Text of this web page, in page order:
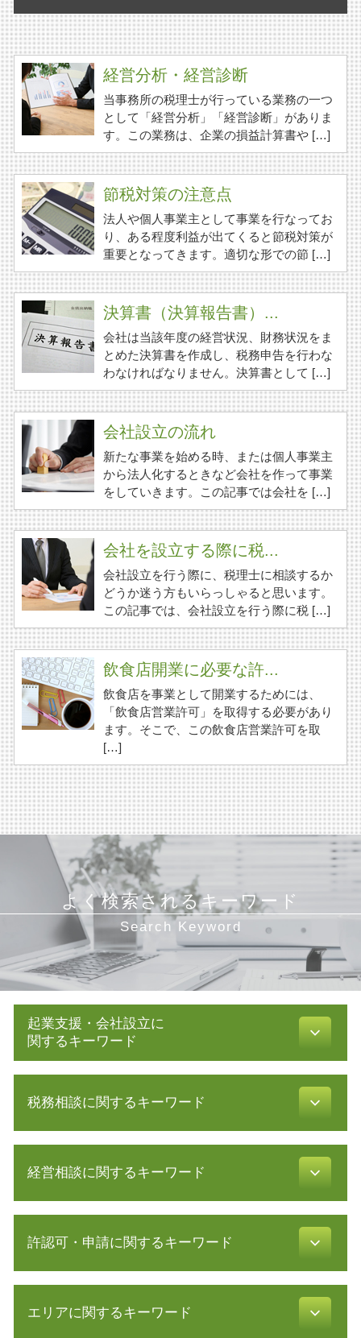
経営分析・経営診断
当事務所の税理士が行っている業務の一つ
として「経営分析」「経営診断」がありま
す。この業務は、企業の損益計算書や […]
節税対策の注意点
法人や個人事業主として事業を行なってお
り、ある程度利益が出てくると節税対策が
重要となってきます。適切な形での節 […]
決算書（決算報告書）...
会社は当該年度の経営状況、財務状況をま
とめた決算書を作成し、税務申告を行わな
わなければなりません。決算書として […]
会社設立の流れ
新たな事業を始める時、または個人事業主
から法人化するときなど会社を作って事業
をしていきます。この記事では会社を […]
会社を設立する際に税...
会社設立を行う際に、税理士に相談するか
どうか迷う方もいらっしゃると思います。
この記事では、会社設立を行う際に税 […]
飲食店開業に必要な許...
飲食店を事業として開業するためには、
「飲食店営業許可」を取得する必要があり
ます。そこで、この飲食店営業許可を取
[…]
よく検索されるキーワード
Search Keyword
起業支援・会社設立に
関するキーワード
定款 認証
事業計画 認定
電子 定款
増資 手続き
株式会社 定款
合同会社 定款
株式会社 設立 条件
税務相談に関するキーワード
税務調査 時期
所得 隠し
所得税 税率
延滞税 計算
白色申告 経費 上限
経営相談に関するキーワード
会社 分割
事業再生 コンサル
中小会計要領 とは
許認可・申請に関するキーワード
飲食店 営業許可証
エリアに関するキーワード